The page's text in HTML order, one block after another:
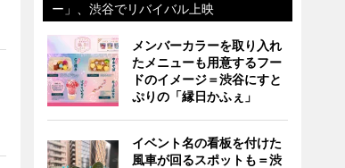
ー」、渋谷でリバイバル上映
メンバーカラーを取り入れ
たメニューも用意するフー
ドのイメージ＝渋谷にすと
ぷりの「縁日かふぇ」
イベント名の看板を付けた
風車が回るスポットも＝渋